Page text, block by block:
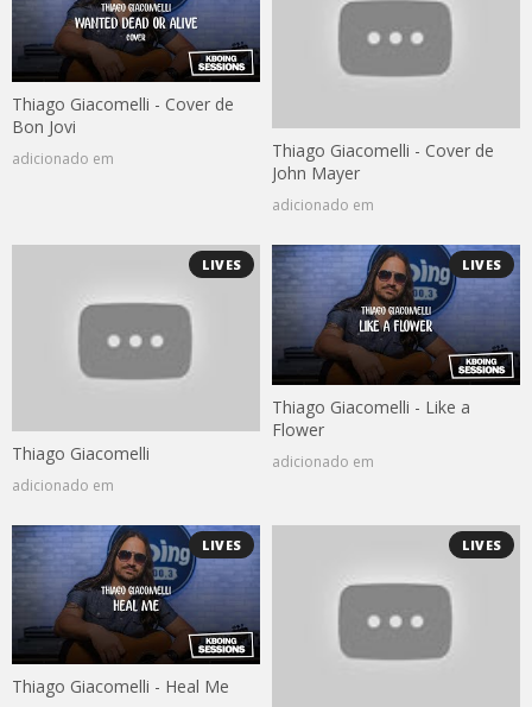
Thiago Giacomelli - Cover de
Bon Jovi
adicionado em
Thiago Giacomelli - Cover de
John Mayer
adicionado em
LIVES
Thiago Giacomelli
adicionado em
LIVES
Thiago Giacomelli - Like a
Flower
adicionado em
LIVES
Thiago Giacomelli - Heal Me
LIVES